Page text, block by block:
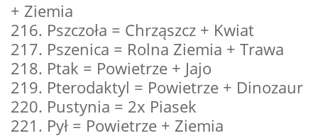
+ Ziemia
216. Pszczoła = Chrząszcz + Kwiat
217. Pszenica = Rolna Ziemia + Trawa
218. Ptak = Powietrze + Jajo
219. Pterodaktyl = Powietrze + Dinozaur
220. Pustynia = 2x Piasek
221. Pył = Powietrze + Ziemia